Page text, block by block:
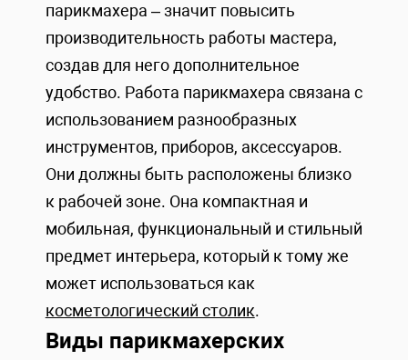
парикмахера – значит повысить
производительность работы мастера,
создав для него дополнительное
удобство. Работа парикмахера связана с
использованием разнообразных
инструментов, приборов, аксессуаров.
Они должны быть расположены близко
к рабочей зоне. Она компактная и
мобильная, функциональный и стильный
предмет интерьера, который к тому же
может использоваться как
косметологический столик.
Виды парикмахерских